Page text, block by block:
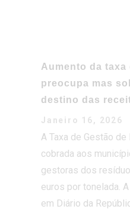
Janeiro 16, 2026
A Taxa de Gestão de
cobrada aos
gestoras dos
euros por tonelada.
em Diário da
Ler mais